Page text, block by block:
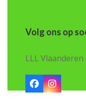
Volg ons op
LLL
Facebook